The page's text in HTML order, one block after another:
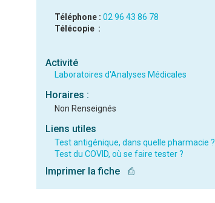
Téléphone : 02 96 43 86 78
Télécopie :
Activité
Laboratoires d'Analyses Médicales
Horaires :
Non Renseignés
Liens utiles
Test antigénique, dans quelle pharmacie ?
Test du COVID, où se faire tester ?
Imprimer la fiche ⎙